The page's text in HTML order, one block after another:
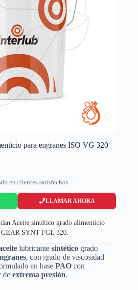
para engranes ISO VG 320 –
en clientes satisfechos
LLAMAR AHORA
Aceite sintético grado alimenticio
SYNT FGL 320.
lubricante sintético grado
, con grado de viscosidad
en base PAO con
de extrema presión.